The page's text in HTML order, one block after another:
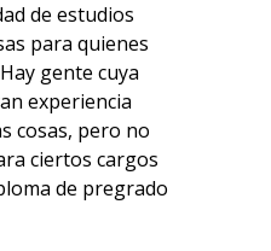
de estudios
para quienes
gente cuya
experiencia
cosas, pero no
ciertos cargos
de pregrado